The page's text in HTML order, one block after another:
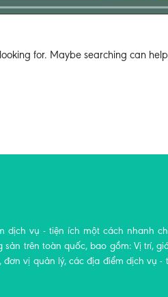
for. Maybe searching can
dịch vụ - tiện ích một cách nhanh
trên toàn quốc, bao gồm: Vị trí,
vị quản lý, các địa điểm dịch vụ -